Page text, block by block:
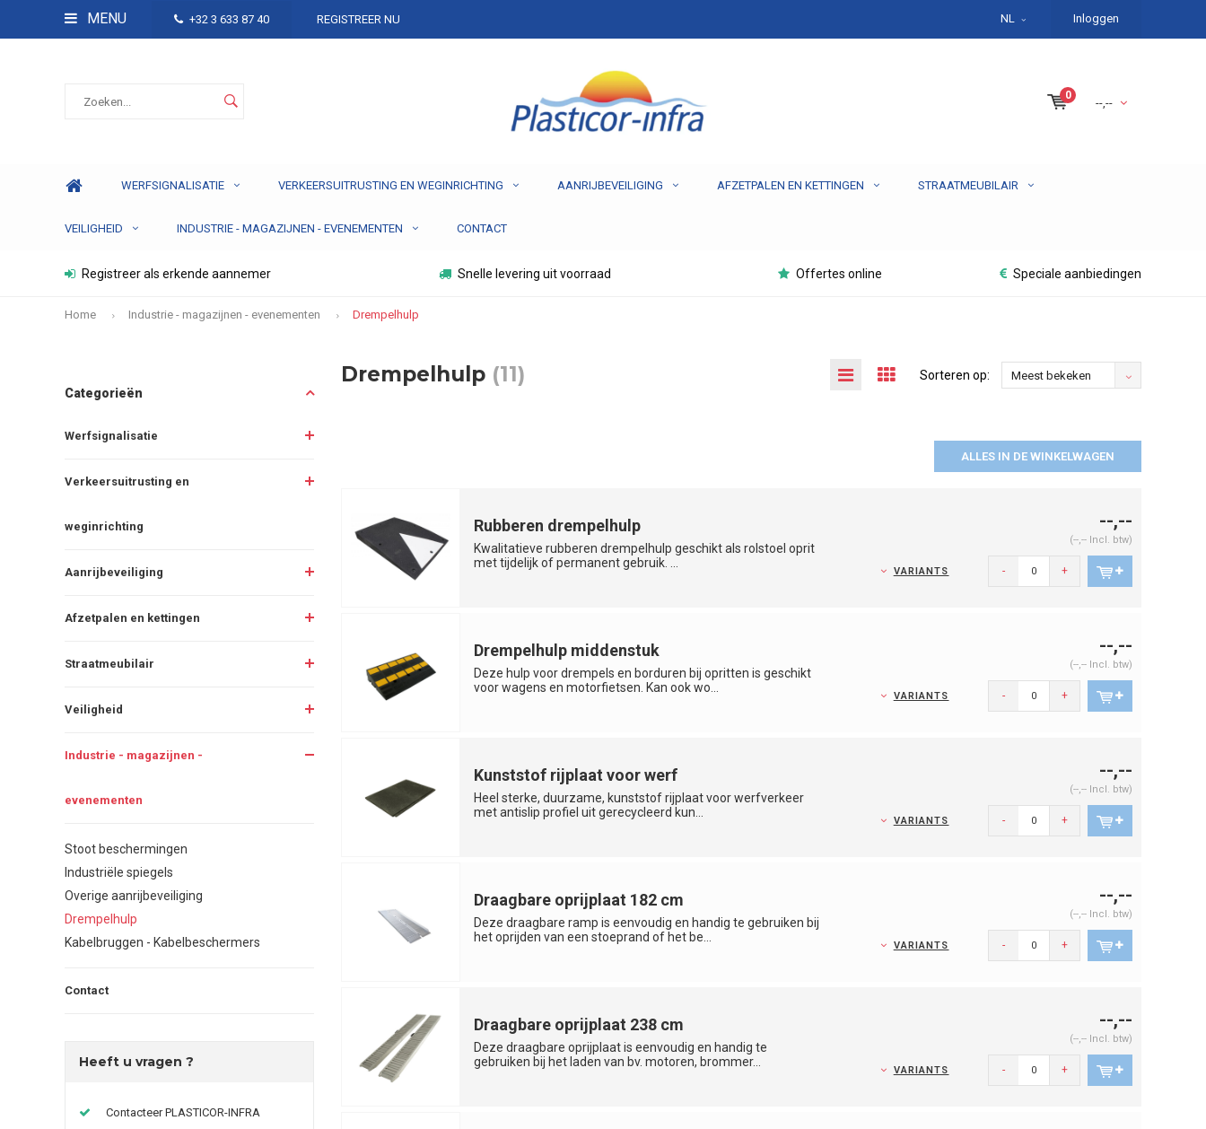
MENU +32 3 633 87 40 REGISTREER NU NL Inloggen
0
--,--
WERFSIGNALISATIE VERKEERSUITRUSTING EN WEGINRICHTING AANRIJBEVEILIGING AFZETPALEN EN KETTINGEN STRAATMEUBILAIR
VEILIGHEID INDUSTRIE - MAGAZIJNEN - EVENEMENTEN CONTACT
Registreer als erkende aannemer Snelle levering uit voorraad Offertes online Speciale aanbiedingen
Home Industrie - magazijnen - evenementen Drempelhulp
Categorieën
Werfsignalisatie
Verkeersuitrusting en
weginrichting
Aanrijbeveiliging
Afzetpalen en kettingen
Straatmeubilair
Veiligheid
Industrie - magazijnen -
evenementen
Stoot beschermingen
Industriële spiegels
Overige aanrijbeveiliging
Drempelhulp
Kabelbruggen - Kabelbeschermers
Contact
Heeft u vragen ?
Contacteer PLASTICOR-INFRA
Drempelhulp (11) Sorteren op: Meest bekeken
ALLES IN DE WINKELWAGEN
Rubberen drempelhulp
Kwalitatieve rubberen drempelhulp geschikt als rolstoel oprit
met tijdelijk of permanent gebruik. ...
--,--
(--,-- Incl. btw)
VARIANTS - +
Drempelhulp middenstuk
Deze hulp voor drempels en borduren bij opritten is geschikt
voor wagens en motorfietsen. Kan ook wo...
--,--
(--,-- Incl. btw)
VARIANTS - +
Kunststof rijplaat voor werf
Heel sterke, duurzame, kunststof rijplaat voor werfverkeer
met antislip profiel uit gerecycleerd kun...
--,--
(--,-- Incl. btw)
VARIANTS - +
Draagbare oprijplaat 182 cm
Deze draagbare ramp is eenvoudig en handig te gebruiken bij
het oprijden van een stoeprand of het be...
--,--
(--,-- Incl. btw)
VARIANTS - +
Draagbare oprijplaat 238 cm
Deze draagbare oprijplaat is eenvoudig en handig te
gebruiken bij het laden van bv. motoren, brommer...
--,--
(--,-- Incl. btw)
VARIANTS - +